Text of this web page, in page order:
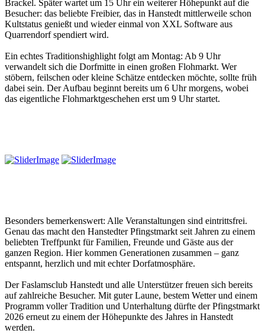
Brackel. Später wartet um 15 Uhr ein weiterer Höhepunkt auf die
Besucher: das beliebte Freibier, das in Hanstedt mittlerweile schon
Kultstatus genießt und wieder einmal von XXL Software aus
Quarrendorf spendiert wird.
Ein echtes Traditionshighlight folgt am Montag: Ab 9 Uhr
verwandelt sich die Dorfmitte in einen großen Flohmarkt. Wer
stöbern, feilschen oder kleine Schätze entdecken möchte, sollte früh
dabei sein. Der Aufbau beginnt bereits um 6 Uhr morgens, wobei
das eigentliche Flohmarktgeschehen erst um 9 Uhr startet.
Besonders bemerkenswert: Alle Veranstaltungen sind eintrittsfrei.
Genau das macht den Hanstedter Pfingstmarkt seit Jahren zu einem
beliebten Treffpunkt für Familien, Freunde und Gäste aus der
ganzen Region. Hier kommen Generationen zusammen – ganz
entspannt, herzlich und mit echter Dorfatmosphäre.
Der Faslamsclub Hanstedt und alle Unterstützer freuen sich bereits
auf zahlreiche Besucher. Mit guter Laune, bestem Wetter und einem
Programm voller Tradition und Unterhaltung dürfte der Pfingstmarkt
2026 erneut zu einem der Höhepunkte des Jahres in Hanstedt
werden.